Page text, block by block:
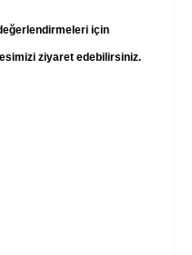
için
ziyaret edebilirsiniz.